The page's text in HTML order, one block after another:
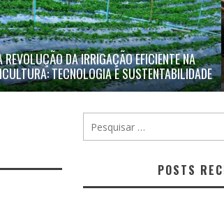
REVOLUÇÃO DA IRRIGAÇÃO EFICIENTE NA
TECNOLOGIA E SUSTENTABILIDADE
POSTS